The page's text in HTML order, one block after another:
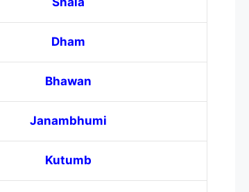
Dham
Bhawan
Janambhumi
Kutumb